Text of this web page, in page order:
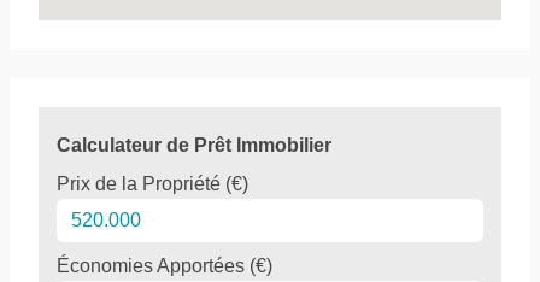
Calculateur de Prêt Immobilier
Prix de la Propriété (€)
Économies Apportées (€)